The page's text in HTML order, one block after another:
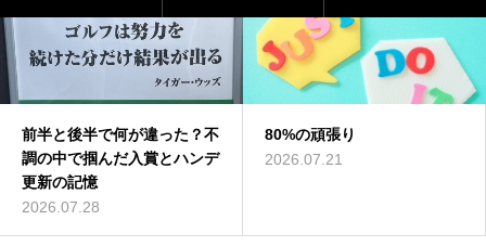
前半と後半で何が違った？不
調の中で掴んだ入賞とハンデ
更新の記憶
2026.07.28
80%の頑張り
2026.07.21